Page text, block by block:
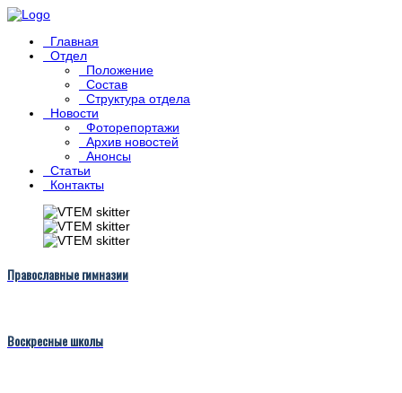
Главная
Отдел
Положение
Состав
Структура отдела
Новости
Фоторепортажи
Архив новостей
Анонсы
Статьи
Контакты
Православные гимназии
Воскресные школы